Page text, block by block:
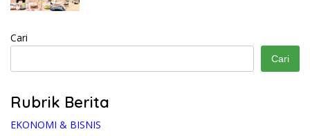
Cari
Cari
Rubrik Berita
EKONOMI & BISNIS